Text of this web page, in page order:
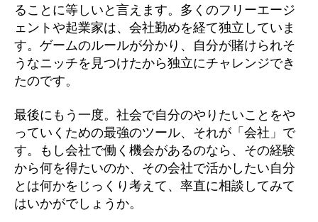
ることに等しいと言えます。多くのフリーエージ
ェントや起業家は、会社勤めを経て独立していま
す。ゲームのルールが分かり、自分が賭けられそ
うなニッチを見つけたから独立にチャレンジでき
たのです。
最後にもう一度。社会で自分のやりたいことをや
っていくための最強のツール、それが「会社」で
す。もし会社で働く機会があるのなら、その経験
から何を得たいのか、その会社で活かしたい自分
とは何かをじっくり考えて、率直に相談してみて
はいかがでしょうか。